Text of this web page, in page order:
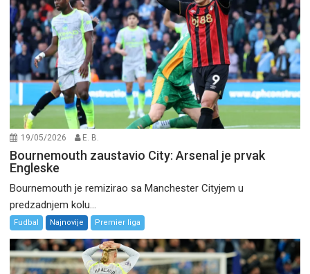
19/05/2026 E. B.
Bournemouth zaustavio City: Arsenal je prvak
Engleske
Bournemouth je remizirao sa Manchester Cityjem u
predzadnjem kolu...
Fudbal Najnovije Premier liga